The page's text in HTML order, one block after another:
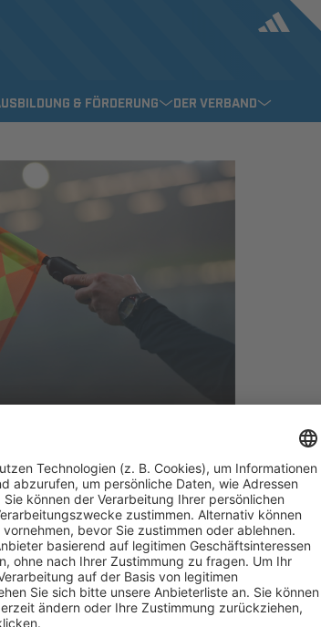
& FÖRDERUNG DER VERBAND
DAS GING
nicht.